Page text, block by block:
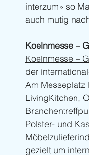
interzum» so
auch mutig
Koelnmesse –
Koelnmesse –
der
Am Messeplatz
LivingKitchen,
Polster- und
gezielt um